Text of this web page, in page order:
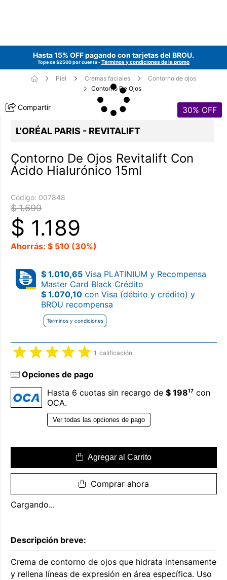
Hasta 15% OFF pagando con tarjetas del BROU.
Tope de $2500 por cuenta -Términos y condiciones de la promo
Piel Cremas faciales
Contorno de ojos
Contorno De Ojos
Compartir 30% OFF
L'ORÉAL PARIS - REVITALIFT
Contorno De Ojos Revitalift Con
Ácido Hialurónico 15ml
Código: 007848
$ 1.699
$ 1.189
Ahorrás: $ 510 (30%)
$ 1.010,65 Visa PLATINIUM y Recompensa
Master Card Black Crédito
$ 1.070,10 con Visa (débito y crédito) y
BROU recompensa
Términos y condiciones
1 calificación
Opciones de pago
Hasta 6 cuotas sin recargo de $ 19817 con
OCA.
Ver todas las opciones de pago
Agregar al Carrito
Comprar ahora
Cargando...
Descripción breve:
Crema de contorno de ojos que hidrata intensamente
y rellena líneas de expresión en área específica. Uso